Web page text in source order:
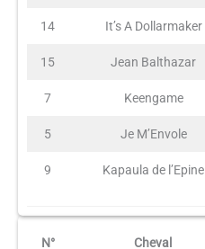
14 It’s A Dollarmaker
15 Jean Balthazar
7 Keengame
5 Je M’Envole
9 Kapaula de l’Epine
N° Cheval